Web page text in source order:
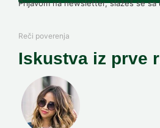
Prijavom na newsletter, slažeš se sa
Reči poverenja
Iskustva iz prve